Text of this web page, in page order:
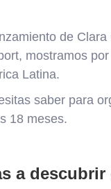
de
mostramos
Latina.
saber para
18 meses.
a